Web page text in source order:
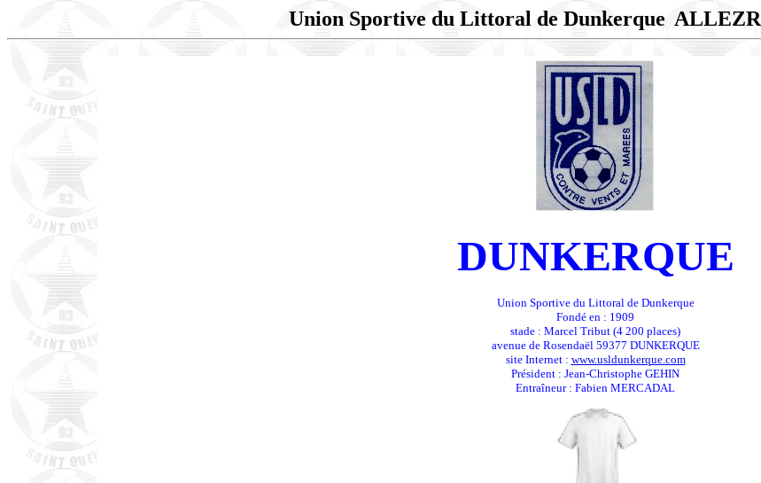
Union Sportive du Littoral de Dunkerque
DUNKERQUE
Union Sportive du Littoral de Dunkerque
Fondé en : 1909
stade : Marcel Tribut (4 200 places)
avenue de Rosendaël 59377 DUNKERQUE
site Internet : www.usldunkerque.com
Président : Jean-Christophe GEHIN
Entraîneur : Fabien MERCADAL